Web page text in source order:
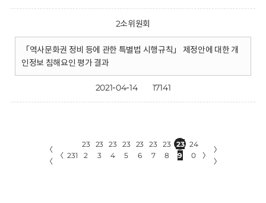
2소위원회
「역사문화권 정비 등에 관한 특별법 시행규칙」 제정안에 대한 개
인정보 침해요인 평가 결과
2021-04-14 17141
〈
〈
〈 231
23
2
23
3
23
4
23
5
23
6
23
7
23
8
23
9
24
0
〉
〉
〉